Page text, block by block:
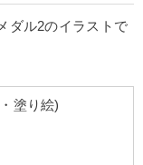
ダル2のイラストで
塗り絵)